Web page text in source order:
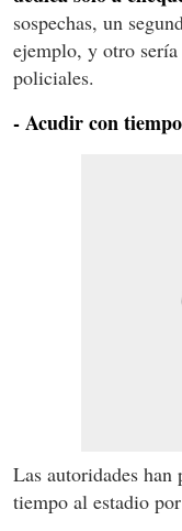
sospechas, un
ejemplo, y otro
policiales.
- Acudir con
Las autoridades han
tiempo al estadio